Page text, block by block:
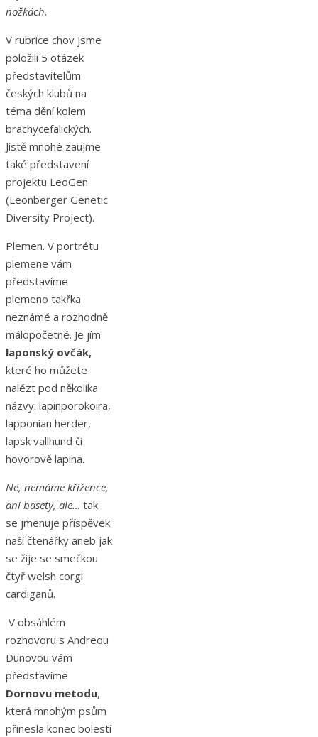
nožkách.
V rubrice chov jsme
položili 5 otázek
představitelům
českých klubů na
téma dění kolem
brachycefalických.
Jistě mnohé zaujme
také představení
projektu LeoGen
(Leonberger Genetic
Diversity Project).
Plemen. V portrétu
plemene vám
představíme
plemeno takřka
neznámé a rozhodně
málopočetné. Je jím
laponský ovčák,
které ho můžete
nalézt pod několika
názvy: lapinporokoira,
lapponian herder,
lapsk vallhund či
hovorově lapina.
Ne, nemáme křížence,
ani basety, ale… tak
se jmenuje příspěvek
naší čtenářky aneb jak
se žije se smečkou
čtyř welsh corgi
cardiganů.
V obsáhlém
rozhovoru s Andreou
Dunovou vám
představíme
Dornovu metodu,
která mnohým psům
přinesla konec bolestí